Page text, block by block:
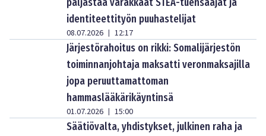
identiteettityön puuhastelijat
08.07.2026 | 12:17
Järjestörahoitus on rikki: Somalijärjestön
toiminnanjohtaja maksatti veronmaksajilla
jopa peruuttamattoman
hammaslääkärikäyntinsä
01.07.2026 | 15:00
Säätiövalta, yhdistykset, julkinen raha ja